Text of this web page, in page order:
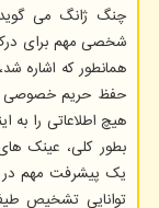
چنگ ژانگ می
شخصی مهم برای درک
همانطور که اشاره
حفظ حریم خصوصی
هیچ اطلاعاتی را به
بطور کلی، عینک
یک پیشرفت مهم در
توانایی تشخیص